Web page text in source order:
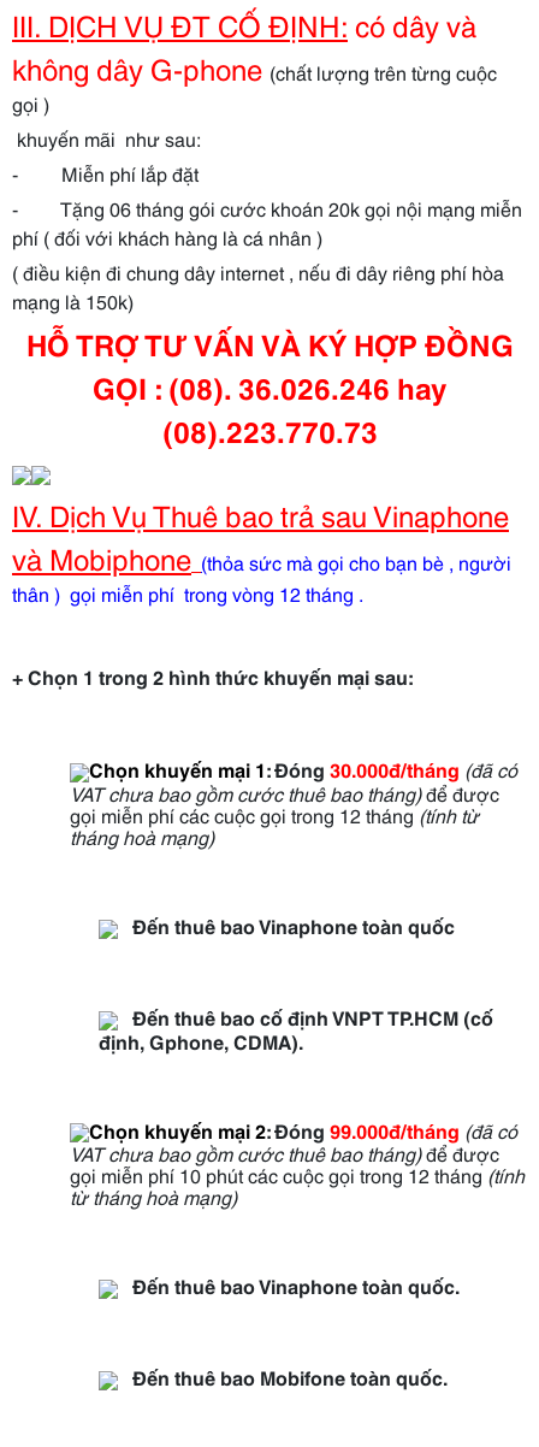
III. DỊCH VỤ ĐT CỐ ĐỊNH: có dây và
không dây G-phone (chất lượng trên từng cuộc
gọi )
khuyến mãi như sau:
- Miễn phí lắp đặt
- Tặng 06 tháng gói cước khoán 20k gọi nội mạng miễn
phí ( đối với khách hàng là cá nhân )
(điều kiện đi chung dây internet , nếu đi dây riêng phí hòa
mạng là 150k)
HỖ TRỢ TƯ VẤN VÀ KÝ HỢP ĐỒNG
GỌI : (08). 36.026.246 hay
(08).223.770.73
IV. Dịch Vụ Thuê bao trả sau Vinaphone
và Mobiphone (thỏa sức mà gọi cho bạn bè , người
thân ) gọi miễn phí trong vòng 12 tháng .
+ Chọn 1 trong 2 hình thức khuyến mại sau:
Chọn khuyến mại 1:Đóng 30.000đ/tháng (đã có
VAT chưa bao gồm cước thuê bao tháng)để được
gọi miễn phí các cuộc gọi trong 12 tháng(tính từ
tháng hoà mạng)
Đến thuê bao Vinaphone toàn quốc
Đến thuê bao cố định VNPT TP.HCM (cố
định, Gphone, CDMA).
Chọn khuyến mại 2:Đóng 99.000đ/tháng (đã có
VAT chưa bao gồm cước thuê bao tháng)để được
gọi miễn phí 10 phút các cuộc gọi trong 12 tháng(tính
từ tháng hoà mạng)
Đến thuê bao Vinaphone toàn quốc.
Đến thuê bao Mobifone toàn quốc.